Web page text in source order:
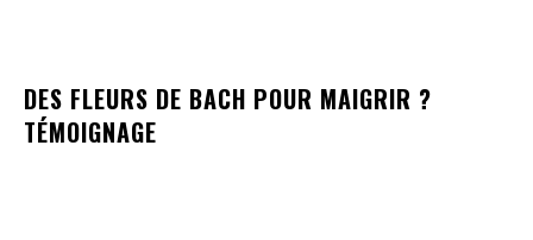
DES FLEURS DE BACH POUR MAIGRIR ?
TÉMOIGNAGE